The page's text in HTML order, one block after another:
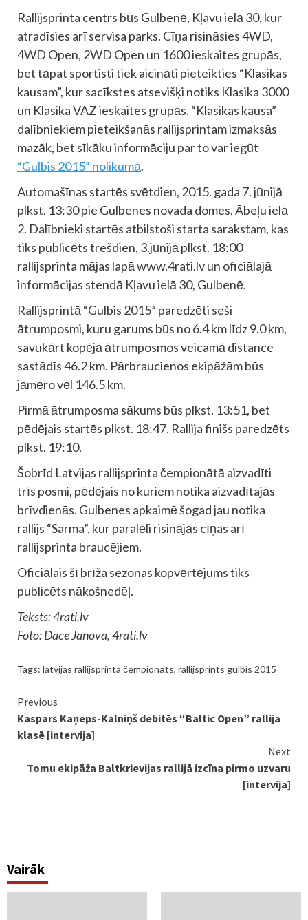
Rallijsprinta centrs būs Gulbenē, Kļavu ielā 30, kur
atradīsies arī servisa parks. Cīņa risināsies 4WD,
4WD Open, 2WD Open un 1600 ieskaites grupās,
bet tāpat sportisti tiek aicināti pieteikties “Klasikas
kausam”, kur sacīkstes atsevišķi notiks Klasika 3000
un Klasika VAZ ieskaites grupās. “Klasikas kausa”
dalībniekiem pieteikšanās rallijsprintam izmaksās
mazāk, bet sīkāku informāciju par to var iegūt
“Gulbis 2015” nolikumā.
Automašīnas startēs svētdien, 2015. gada 7. jūnijā
plkst. 13:30 pie Gulbenes novada domes, Ābeļu ielā
2. Dalībnieki startēs atbilstoši starta sarakstam, kas
tiks publicēts trešdien, 3.jūnijā plkst. 18:00
rallijsprinta mājas lapā www.4rati.lv un oficiālajā
informācijas stendā Kļavu ielā 30, Gulbenē.
Rallijsprintā “Gulbis 2015” paredzēti seši
ātrumposmi, kuru garums būs no 6.4 km līdz 9.0 km,
savukārt kopējā ātrumposmos veicamā distance
sastādīs 46.2 km. Pārbraucienos ekipāžām būs
jāmēro vēl 146.5 km.
Pirmā ātrumposma sākums būs plkst. 13:51, bet
pēdējais startēs plkst. 18:47. Rallija finišs paredzēts
plkst. 19:10.
Šobrīd Latvijas rallijsprinta čempionātā aizvadīti
trīs posmi, pēdējais no kuriem notika aizvadītajās
brīvdienās. Gulbenes apkaimē šogad jau notika
rallijs “Sarma”, kur paralēli risinājās cīņas arī
rallijsprinta braucējiem.
Oficiālais šī brīža sezonas kopvērtējums tiks
publicēts nākošnedēļ.
Teksts: 4rati.lv
Foto: Dace Janova, 4rati.lv
Tags: latvijas rallijsprinta čempionāts, rallijsprints gulbis 2015
Continue
Reading
Previous
Kaspars Kaņeps-Kalniņš debitēs “Baltic Open” rallija
klasē [intervija]
Next
Tomu ekipāža Baltkrievijas rallijā izcīna pirmo uzvaru
[intervija]
Vairāk